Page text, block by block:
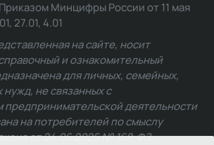
Минцифры России от 11 мая
27.01, 4.01
на сайте, носит
и ознакомительный
для личных, семейных,
не связанных с
предпринимательской деятельности
на потребителей по смыслу
от 24.06.2025 № 168-ФЗ.